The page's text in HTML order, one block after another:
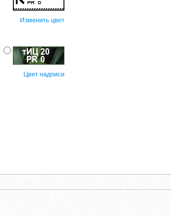
Изменить цвет
Цвет надписи